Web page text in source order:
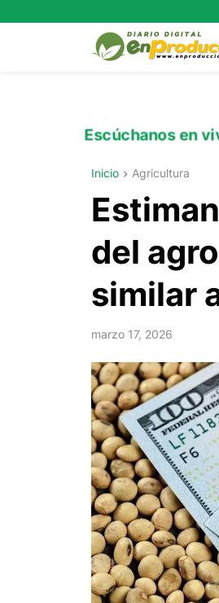
Escúchanos en
Inicio Agricultura
del
similar
marzo 17, 2026